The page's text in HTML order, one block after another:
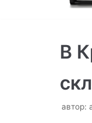
В
автор: